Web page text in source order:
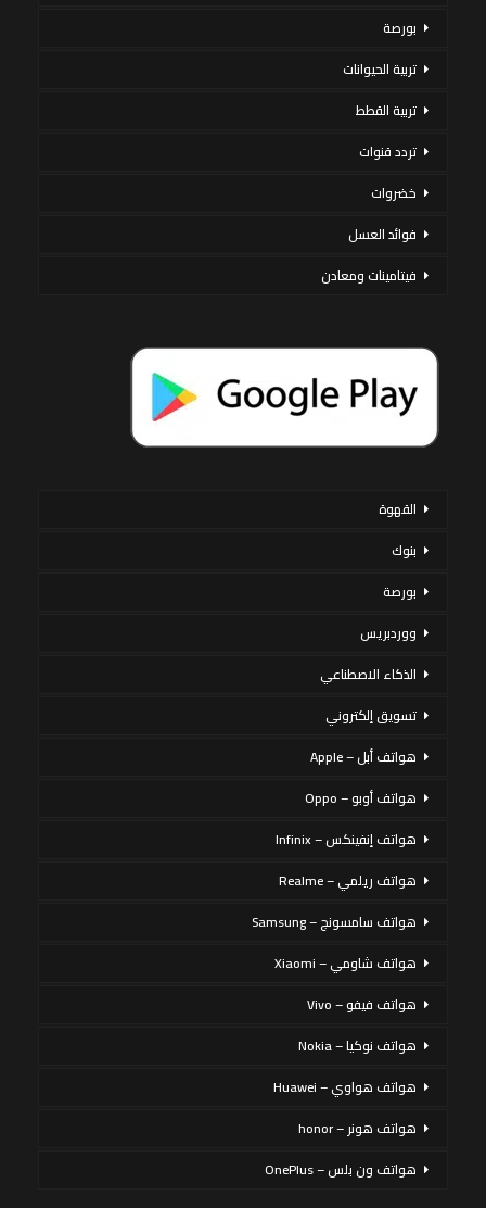
بورصة
تربية الحيوانات
تربية القطط
تردد قنوات
خضروات
فوائد العسل
فيتامينات ومعادن
القهوة
بنوك
بورصة
ووردبريس
الذكاء الاصطناعي
تسويق إلكتروني
هواتف أبل – Apple
هواتف أوبو – Oppo
هواتف إنفينكس – Infinix
هواتف ريلمي – Realme
هواتف سامسونج – Samsung
هواتف شاومي – Xiaomi
هواتف فيفو – Vivo
هواتف نوكيا – Nokia
هواتف هواوي – Huawei
هواتف هونر – honor
هواتف ون بلس – OnePlus